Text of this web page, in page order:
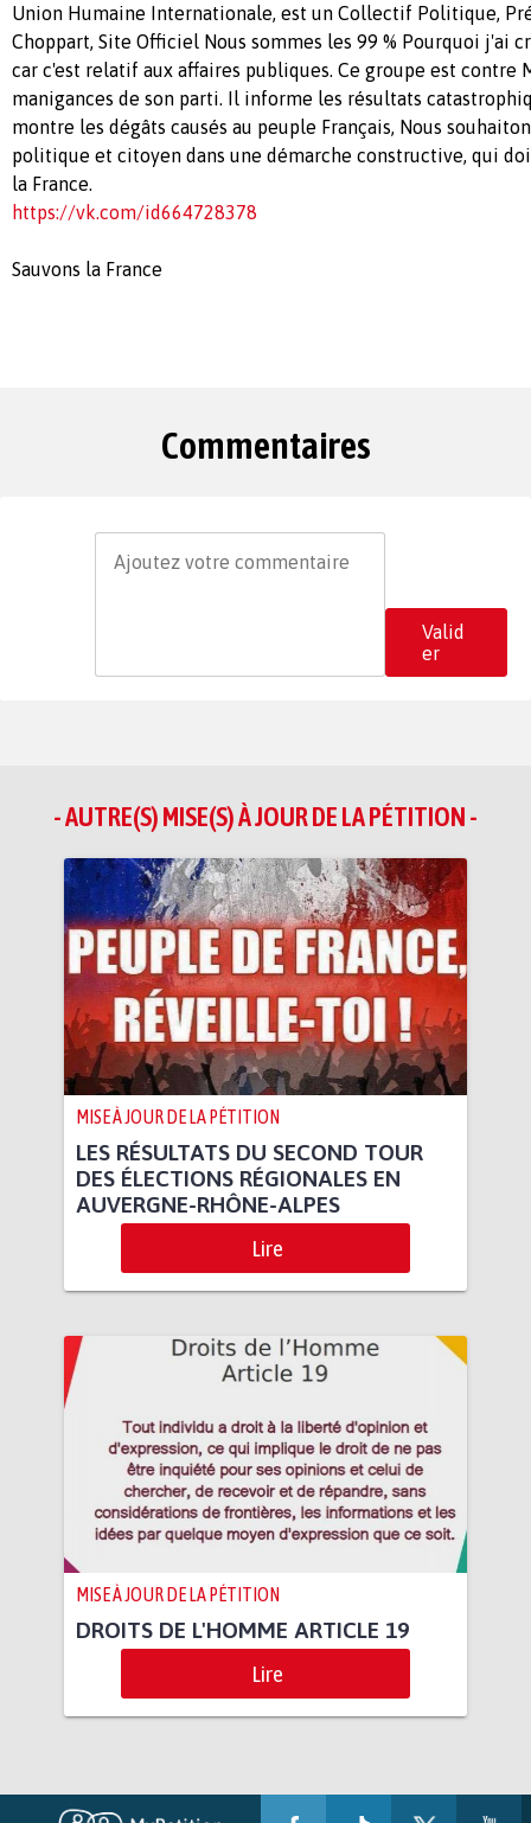
Union Humaine Internationale, est un Collectif Politique,
Choppart, Site Officiel Nous sommes les 99 % Pourquoi j'ai
car c'est relatif aux affaires publiques. Ce groupe est contre
manigances de son parti. Il informe les résultats
montre les dégâts causés au peuple Français, Nous
politique et citoyen dans une démarche constructive, qui
la France.
https://vk.com/id664728378
Sauvons la France
Commentaires
Valid
er
- AUTRE(S) MISE(S) À JOUR DE LA PÉTITION -
MISE À JOUR DE LA PÉTITION
LES RÉSULTATS DU SECOND TOUR
DES ÉLECTIONS RÉGIONALES EN
AUVERGNE-RHÔNE-ALPES
Lire
MISE À JOUR DE LA PÉTITION
DROITS DE L'HOMME ARTICLE 19
Lire